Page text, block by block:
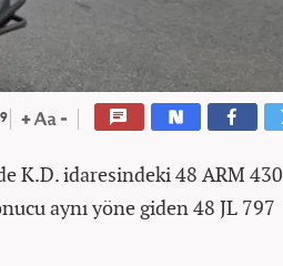
K.D. idaresindeki 48 ARM 430
aynı yöne giden 48 JL 797